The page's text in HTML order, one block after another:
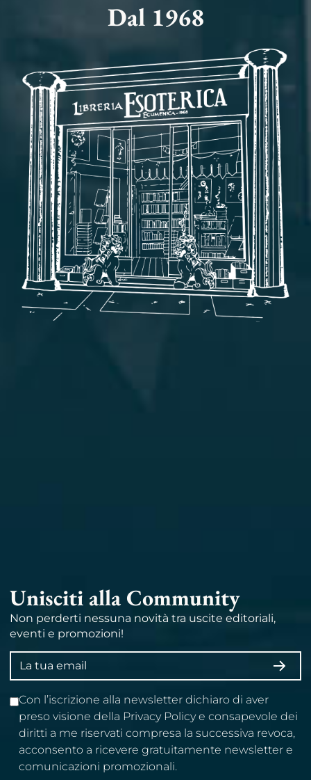
Dal 1968
Unisciti alla Community
Non perderti nessuna novità tra uscite editoriali,
eventi e promozioni!
Indirizzo
email
Con l’iscrizione alla newsletter dichiaro di aver
preso visione della Privacy Policy e consapevole dei
diritti a me riservati compresa la successiva revoca,
acconsento a ricevere gratuitamente newsletter e
comunicazioni promozionali.